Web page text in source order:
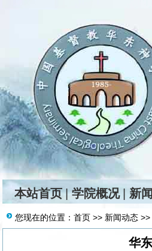
本站首页 |学院概况 新
您现在的位置： 首页 >> 新闻动态 >>
华